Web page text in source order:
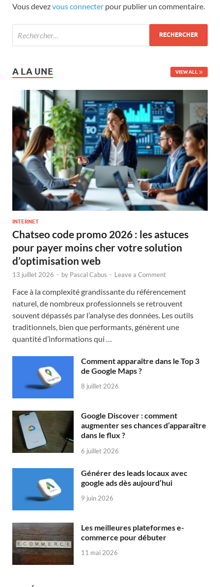
Vous devezvous connecter pour publier un commentaire.
A LA UNE VIEW ALL
INTERNET
Chatseo code promo 2026 : les astuces
pour payer moins cher votre solution
d’optimisation web
13 juillet 2026 - by Pascal Cabus - Leave a Comment
Face à la complexité grandissante du référencement
naturel, de nombreux professionnels se retrouvent
souvent dépassés par l’analyse des données. Les outils
traditionnels, bien que performants, génèrent une
quantité d’informations qui …
Comment apparaître dans le Top 3
de Google Maps ?
8 juillet 2026
Google Discover : comment
augmenter ses chances d’apparaître
dans le flux ?
6 juillet 2026
Générer des leads locaux avec
google ads dès aujourd’hui
9 juin 2026
Les meilleures plateformes e-
commerce pour débuter
11 mai 2026